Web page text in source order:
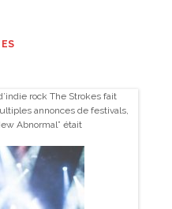
rock The Strokes fait
annonces de festivals,
Abnormal” était